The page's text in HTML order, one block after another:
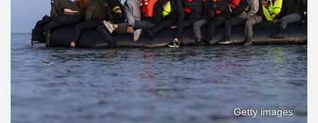
Getty images